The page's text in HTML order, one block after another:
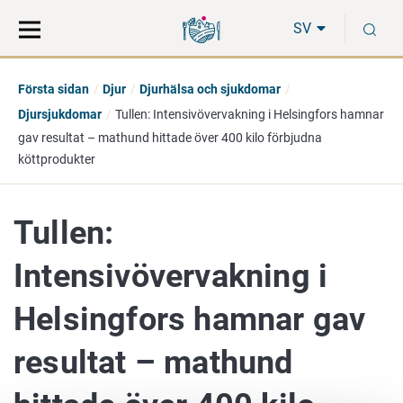
direkt
till
på
hela
SV
Första sidan Djur
Djurhälsa och sjukdomar
Djursjukdomar
Tullen: Intensivövervakning i Helsingfors hamnar
gav resultat – mathund hittade över 400 kilo förbjudna
köttprodukter
Tullen:
Intensivövervakning i
Helsingfors hamnar gav
resultat – mathund